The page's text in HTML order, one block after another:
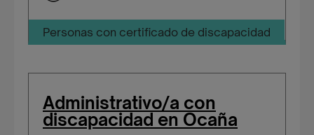
Personas con certificado de discapacidad
Administrativo/a con
discapacidad en Ocaña